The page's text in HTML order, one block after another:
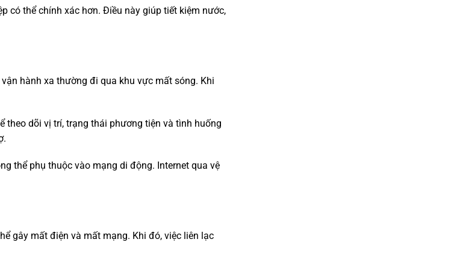
có thể chính xác hơn. Điều này giúp tiết kiệm nước,
hành xa thường đi qua khu vực mất sóng. Khi
theo dõi vị trí, trạng thái phương tiện và tình huống
thể phụ thuộc vào mạng di động. Internet qua vệ
gây mất điện và mất mạng. Khi đó, việc liên lạc